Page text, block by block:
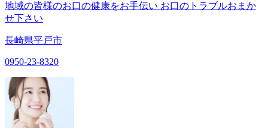
地域の皆様のお口の健康をお手伝い お口のトラブルおまか
せ下さい
長崎県平戸市
0950-23-8320